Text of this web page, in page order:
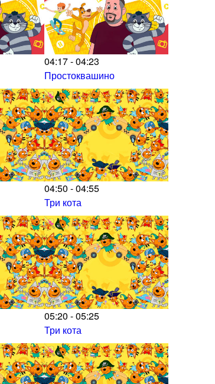
04:17 - 04:23
Простоквашино
04:50 - 04:55
Три кота
05:20 - 05:25
Три кота